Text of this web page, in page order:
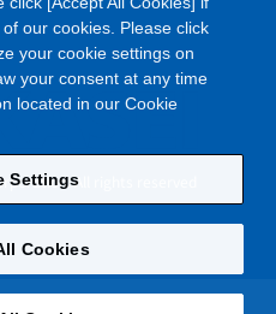
All rights reserved
our cookies. Please click
your cookie settings on
your consent at any time
located in our Cookie
Settings
Cookies